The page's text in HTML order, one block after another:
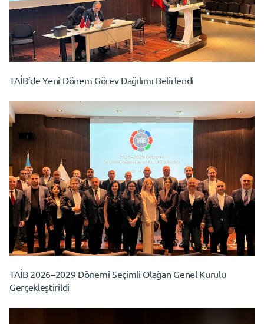
TAİB’de Yeni Dönem Görev Dağılımı Belirlendi
TAİB 2026–2029 Dönemi Seçimli Olağan Genel Kurulu
Gerçekleştirildi